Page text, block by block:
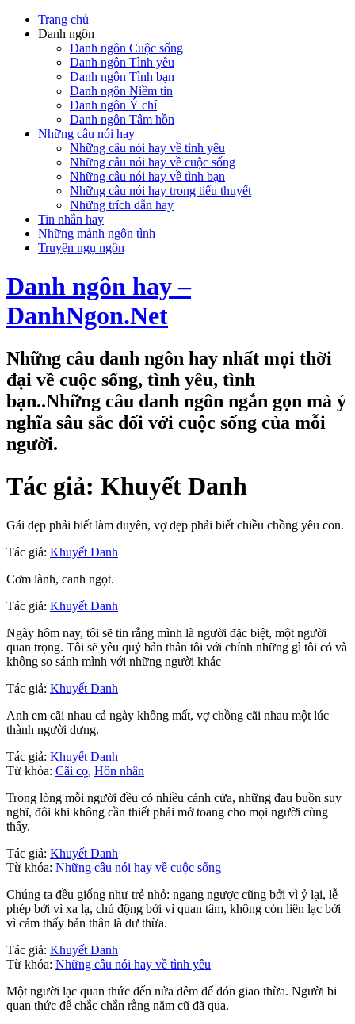
Trang chủ
Danh ngôn
Danh ngôn Cuộc sống
Danh ngôn Tình yêu
Danh ngôn Tình bạn
Danh ngôn Niềm tin
Danh ngôn Ý chí
Danh ngôn Tâm hồn
Những câu nói hay
Những câu nói hay về tình yêu
Những câu nói hay về cuộc sống
Những câu nói hay về tình bạn
Những câu nói hay trong tiểu thuyết
Những trích dẫn hay
Tin nhắn hay
Những mảnh ngôn tình
Truyện ngụ ngôn
Danh ngôn hay –
DanhNgon.Net
Những câu danh ngôn hay nhất mọi thời
đại về cuộc sống, tình yêu, tình
bạn..Những câu danh ngôn ngắn gọn mà ý
nghĩa sâu sắc đối với cuộc sống của mỗi
người.
Tác giả: Khuyết Danh
Gái đẹp phải biết làm duyên, vợ đẹp phải biết chiều chồng yêu con.
Tác giả: Khuyết Danh
Cơm lành, canh ngọt.
Tác giả: Khuyết Danh
Ngày hôm nay, tôi sẽ tin rằng mình là người đặc biệt, một người
quan trọng. Tôi sẽ yêu quý bản thân tôi với chính những gì tôi có và
không so sánh mình với những người khác
Tác giả: Khuyết Danh
Anh em cãi nhau cả ngày không mất, vợ chồng cãi nhau một lúc
thành người dưng.
Tác giả: Khuyết Danh
Từ khóa: Cãi cọ, Hôn nhân
Trong lòng mỗi người đều có nhiều cánh cửa, những đau buồn suy
nghĩ, đôi khi không cần thiết phải mở toang cho mọi người cùng
thấy.
Tác giả: Khuyết Danh
Từ khóa: Những câu nói hay về cuộc sống
Chúng ta đều giống như trẻ nhỏ: ngang ngược cũng bởi vì ỷ lại, lễ
phép bởi vì xa lạ, chủ động bởi vì quan tâm, không còn liên lạc bởi
vì cảm thấy bản thân là dư thừa.
Tác giả: Khuyết Danh
Từ khóa: Những câu nói hay về tình yêu
Một người lạc quan thức đến nửa đêm để đón giao thừa. Người bi
quan thức để chắc chắn rằng năm cũ đã qua.